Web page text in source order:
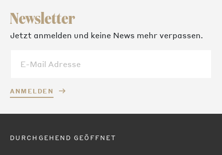
Newsletter
Jetzt anmelden und keine News mehr verpassen.
ANMELDEN
DURCHGEHEND GEÖFFNET